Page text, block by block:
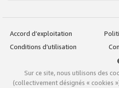
Accord d’exploitation
Conditions d’utilisation
Sur ce site, nous utilisons des
(collectivement désignés « cookies